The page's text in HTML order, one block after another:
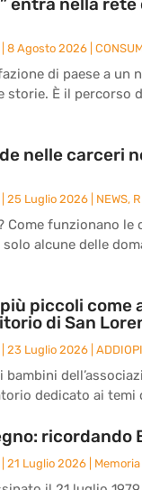
8 Agosto 2026
di paese a
È il percorso
nelle carceri
25 Luglio 2026 NEWS,
Come funzionano
alcune delle
più piccoli
di San
23 Luglio 2026
dedicato ai
ricordando
21 Luglio 2026